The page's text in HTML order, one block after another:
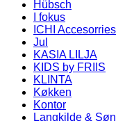
Hübsch
I fokus
ICHI Accesorries
Jul
KASIA LILJA
KIDS by FRIIS
KLINTA
Køkken
Kontor
Langkilde & Søn